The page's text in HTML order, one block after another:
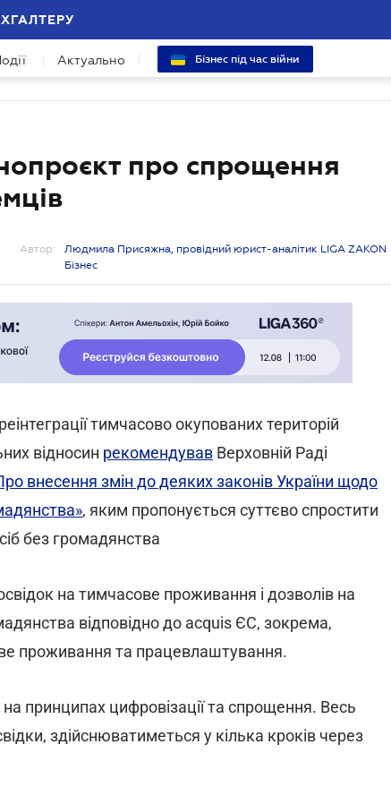
Актуально Бізнес під час війни
про спрощення
Автор:
Людмила Присяжна, провідний юрист-аналітик LIGA ZAKON
Бізнес
тимчасово окупованих територій
відносин рекомендував Верховній Раді
внесення змін до деяких законів України щодо
, яким пропонується суттєво спростити
без громадянства
на тимчасове проживання і дозволів на
відповідно до acquis ЄС, зокрема,
проживання та працевлаштування.
принципах цифровізації та спрощення. Весь
здійснюватиметься у кілька кроків через